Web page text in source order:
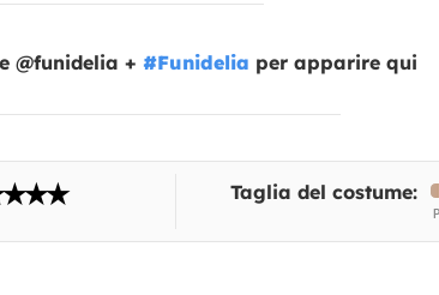
@funidelia + #Funidelia per apparire qui
Taglia del costume: